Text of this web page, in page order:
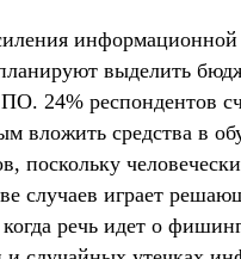
информационной
выделить
24% респондентов
вложить средства в
поскольку
случаев играет
речь идет о